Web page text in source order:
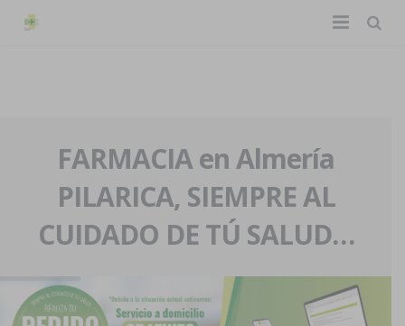
La farmacia
Nuestra historia
Nuestro equipo
Eventos
Servicios y reservas
Pedidos express
Blog
FARMACIA en Almería
PILARICA, SIEMPRE AL
CUIDADO DE TÚ SALUD…